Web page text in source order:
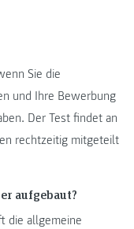
Sie die
und Ihre Bewerbung
Der Test findet an
rechtzeitig mitgeteilt
aufgebaut?
die allgemeine